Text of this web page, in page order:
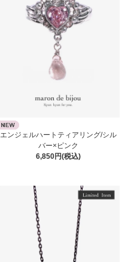
エンジェルハートティアリング/シル
バー×ピンク
6,850円(税込)